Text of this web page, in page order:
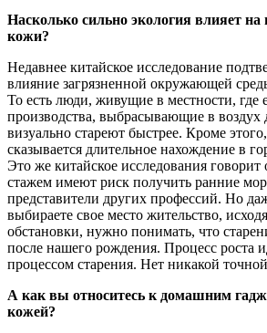
Насколько сильно экология влияет на
кожи?
Недавнее китайское исследование
влияние загрязненной окружающей
То есть люди, живущие в местности, где
производства, выбрасывающие в воздух
визуально стареют быстрее. Кроме
сказывается длительное нахождение в
Это же китайское исследования говорит
стажем имеют риск получить ранние
представители других профессий. Но
выбираете свое место жительство,
обстановки, нужно понимать, что
после нашего рождения. Процесс роста
процессом старения. Нет никакой
А как вы относитесь к домашним
кожей?